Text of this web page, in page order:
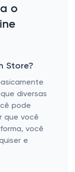
o
Store?
diversas
pode
que você
você
e